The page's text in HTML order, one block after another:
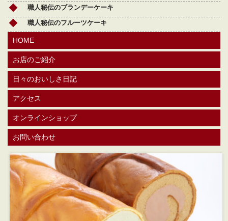
職人秘伝のブランデーケーキ
職人秘伝のフルーツケーキ
HOME
お店のご紹介
日々のおいしさ日記
アクセス
オンラインショップ
お問い合わせ